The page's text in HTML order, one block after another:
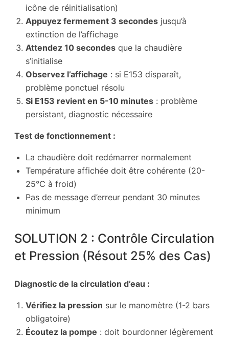
icône de réinitialisation)
Appuyez fermement 3 secondes jusqu’à
extinction de l’affichage
Attendez 10 secondes que la chaudière
s’initialise
Observez l’affichage : si E153 disparaît,
problème ponctuel résolu
Si E153 revient en 5-10 minutes : problème
persistant, diagnostic nécessaire
Test de fonctionnement :
La chaudière doit redémarrer normalement
Température affichée doit être cohérente (20-
25°C à froid)
Pas de message d’erreur pendant 30 minutes
minimum
SOLUTION 2 : Contrôle Circulation
et Pression (Résout 25% des Cas)
Diagnostic de la circulation d’eau :
Vérifiez la pression sur le manomètre (1-2 bars
obligatoire)
Écoutez la pompe : doit bourdonner légèrement